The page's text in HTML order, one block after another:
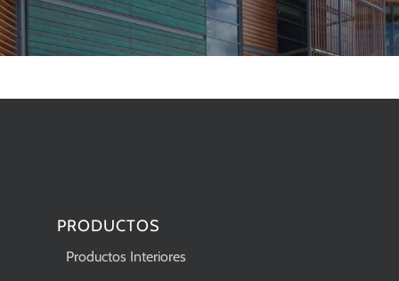
PRODUCTOS
Productos Interiores